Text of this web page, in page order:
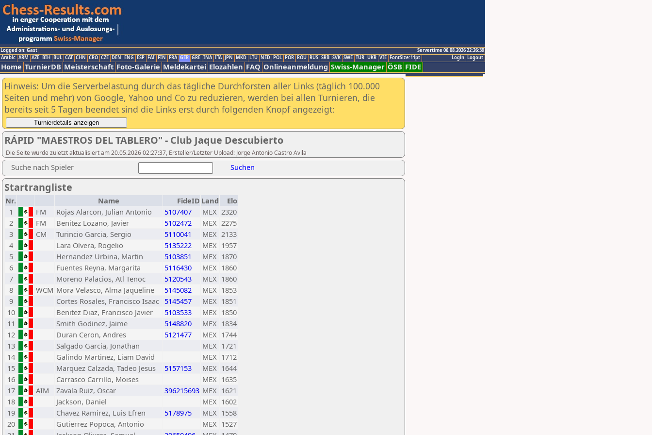
Logged on: Gast
Servertime 06.08.2026 22:26:39
Logout
Login
Arabic ARM AZE BIH BUL CAT CHN CRO CZE DEN ENG ESP FAI FIN FRA GER GRE INA ITA JPN MKD LTU NED POL POR ROU RUS SRB SVK SWE TUR UKR VIE FontSize:11pt
Home TurnierDB Meisterschaft Foto-Galerie Meldekartei Elozahlen FAQ Onlineanmeldung Swiss-Manager ÖSB FIDE
Hinweis: Um die Serverbelastung durch das tägliche Durchforsten aller Links (täglich 100.000
Seiten und mehr) von Google, Yahoo und Co zu reduzieren, werden bei allen Turnieren, die
bereits seit 5 Tagen beendet sind die Links erst durch folgenden Knopf angezeigt:
RÁPID "MAESTROS DEL TABLERO" - Club Jaque Descubierto
Die Seite wurde zuletzt aktualisiert am 20.05.2026 02:27:37, Ersteller/Letzter Upload: Jorge Antonio Castro Avila
Suche nach Spieler Suchen
Startrangliste
Nr. Name FideID Land
Elo
1
FM Rojas Alarcon, Julian Antonio 5107407 MEX 2320
2
FM Benitez Lozano, Javier 5102472 MEX 2275
3
CM Turincio Garcia, Sergio 5110041 MEX 2133
4
Lara Olvera, Rogelio 5135222 MEX 1957
5
Hernandez Urbina, Martin 5103851 MEX 1870
6
Fuentes Reyna, Margarita 5116430 MEX 1860
7
Moreno Palacios, Atl Tenoc 5120543 MEX 1860
8
WCM Mora Velasco, Alma Jaqueline 5145082 MEX 1853
9
Cortes Rosales, Francisco Isaac 5145457 MEX 1851
10
Benitez Diaz, Francisco Javier 5103533 MEX 1850
11
Smith Godinez, Jaime 5148820 MEX 1834
12
Duran Ceron, Andres 5121477 MEX 1744
13
Salgado Garcia, Jonathan MEX 1721
14
Galindo Martinez, Liam David MEX 1712
15
Marquez Calzada, Tadeo Jesus 5157153 MEX 1644
16
Carrasco Carrillo, Moises MEX 1635
17
AIM Zavala Ruiz, Oscar 396215693 MEX 1621
18
Jackson, Daniel MEX 1602
19
Chavez Ramirez, Luis Efren 5178975 MEX 1558
20
Gutierrez Popoca, Antonio MEX 1527